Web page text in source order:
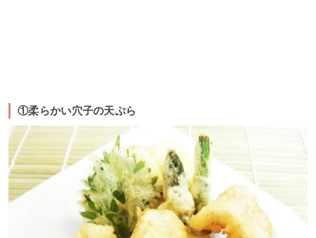
①柔らかい穴子の天ぷら